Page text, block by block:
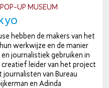
UP MUSEUM
hebben de makers van het
werkwijze en de manier
jour­na­lis­tiek gebruiken in
leider van het project
van Bureau
en Adinda